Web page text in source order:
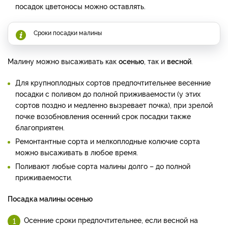
посадок цветоносы можно оставлять.
Сроки посадки малины
Малину можно высаживать как осенью, так и весной.
Для крупноплодных сортов предпочтительнее весенние
посадки с поливом до полной приживаемости (у этих
сортов поздно и медленно вызревает почка), при зрелой
почке возобновления осенний срок посадки также
благоприятен.
Ремонтантные сорта и мелкоплодные колючие сорта
можно высаживать в любое время.
Поливают любые сорта малины долго – до полной
приживаемости.
Посадка малины осенью
Осенние сроки предпочтительнее, если весной на